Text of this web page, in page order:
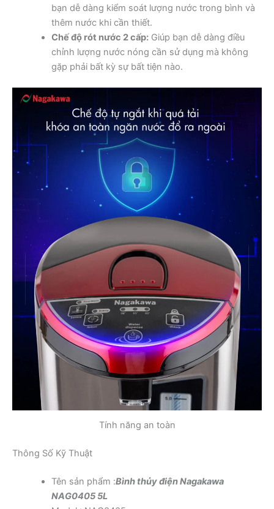
bạn dễ dàng kiểm soát lượng nước trong bình và
thêm nước khi cần thiết.
Chế độ rót nước 2 cấp:Giúp bạn dễ dàng điều
chỉnh lượng nước nóng cần sử dụng mà không
gặp phải bất kỳ sự bất tiện nào.
Tính năng an toàn
Thông Số Kỹ Thuật
Tên sản phẩm :Bình thủy điện Nagakawa
NAG0405 5L